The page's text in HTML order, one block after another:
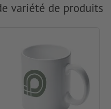
variété de produits